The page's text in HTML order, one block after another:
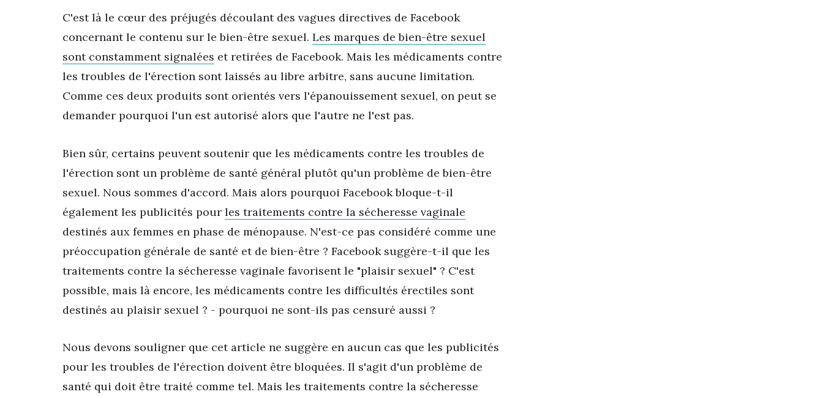
C'est là le cœur des préjugés découlant des vagues directives de Facebook
concernant le contenu sur le bien-être sexuel. Les marques de bien-être sexuel
sont constamment signalées et retirées de Facebook. Mais les médicaments contre
les troubles de l'érection sont laissés au libre arbitre, sans aucune limitation.
Comme ces deux produits sont orientés vers l'épanouissement sexuel, on peut se
demander pourquoi l'un est autorisé alors que l'autre ne l'est pas.
Bien sûr, certains peuvent soutenir que les médicaments contre les troubles de
l'érection sont un problème de santé général plutôt qu'un problème de bien-être
sexuel. Nous sommes d'accord. Mais alors pourquoi Facebook bloque-t-il
également les publicités pour les traitements contre la sécheresse vaginale
destinés aux femmes en phase de ménopause. N'est-ce pas considéré comme une
préoccupation générale de santé et de bien-être ? Facebook suggère-t-il que les
traitements contre la sécheresse vaginale favorisentle "plaisir sexuel" ? C'est
possible, mais là encore, les médicaments contre les difficultés érectiles sont
destinés au plaisir sexuel ? - pourquoi ne sont-ils pas censuré aussi ?
Nous devons souligner que cet article ne suggère en aucun cas que les publicités
pour les troubles de l'érection doivent être bloquées. Il s'agit d'un problème de
santé qui doit être traité comme tel. Mais les traitements contre la sécheresse